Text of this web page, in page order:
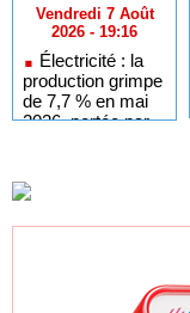
Vendredi 7 Août
2026 - 19:16
Électricité : la
production grimpe
de 7,7 % en mai
2026, portée par